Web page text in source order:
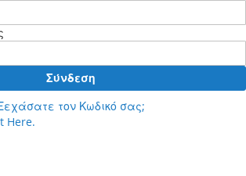
Σύνδεση
τον Κωδικό σας;
Here.